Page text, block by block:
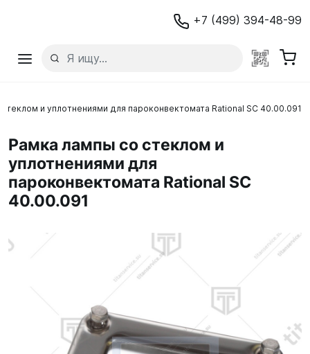
+7 (499) 394-48-99
и уплотнениями для пароконвектомата Rational SC 40.00.091
Рамка лампы со стеклом и
уплотнениями для
пароконвектомата Rational SC
40.00.091